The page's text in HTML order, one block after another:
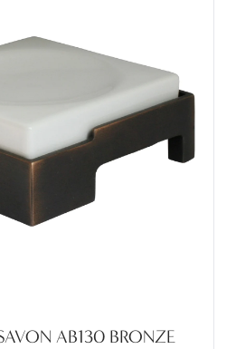
AB130 BRONZE